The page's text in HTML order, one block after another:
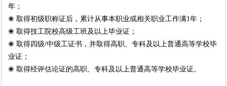
年；
❀ 取得初级职称证后，累计从事本职业或相关职业工作满1年；
❀ 取得技工院校高级工班及以上毕业证；
❀ 取得四级/中级工证书，并取得高职、专科及以上普通高等学校毕
业证；
❀ 取得经评估论证的高职、专科及以上普通高等学校毕业证。